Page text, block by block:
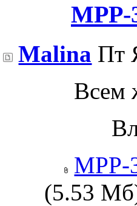
МРР-
Malina Пт
Всем
МРР-
(5.53